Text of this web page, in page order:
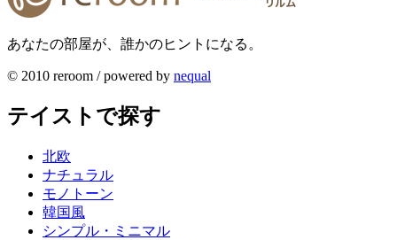
あなたの部屋が、誰かのヒントになる。
© 2010 reroom / powered by nequal
テイストで探す
北欧
ナチュラル
モノトーン
韓国風
シンプル・ミニマル